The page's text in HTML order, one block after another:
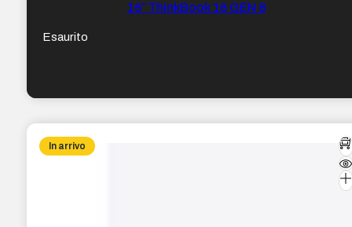
16″ ThinkBook 16 GEN 8
Esaurito
In arrivo